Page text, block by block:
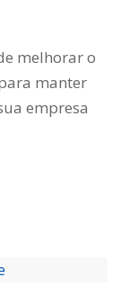
melhorar o
manter
empresa